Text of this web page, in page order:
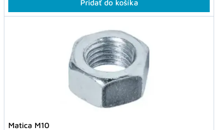
Pridať do košíka
Matica M10